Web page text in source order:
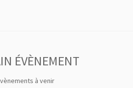
ÉVÈNEMENT
à venir